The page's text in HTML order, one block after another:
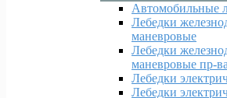
Автомобильные
Лебедки
маневровые
Лебедки
маневровые пр-
Лебедки
Лебедки